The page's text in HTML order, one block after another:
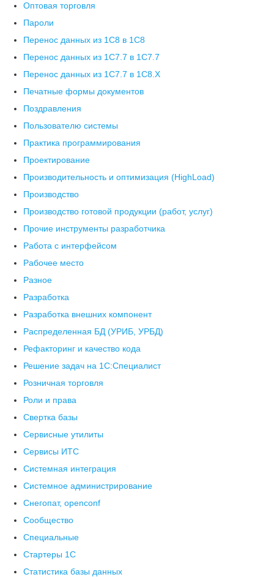
Оптовая торговля
Пароли
Перенос данных из 1C8 в 1C8
Перенос данных из 1С7.7 в 1C7.7
Перенос данных из 1С7.7 в 1C8.X
Печатные формы документов
Поздравления
Пользователю системы
Практика программирования
Проектирование
Производительность и оптимизация (HighLoad)
Производство
Производство готовой продукции (работ, услуг)
Прочие инструменты разработчика
Работа с интерфейсом
Рабочее место
Разное
Разработка
Разработка внешних компонент
Распределенная БД (УРИБ, УРБД)
Рефакторинг и качество кода
Решение задач на 1С:Специалист
Розничная торговля
Роли и права
Свертка базы
Сервисные утилиты
Сервисы ИТС
Системная интеграция
Системное администрирование
Снегопат, openconf
Сообщество
Специальные
Стартеры 1С
Статистика базы данных